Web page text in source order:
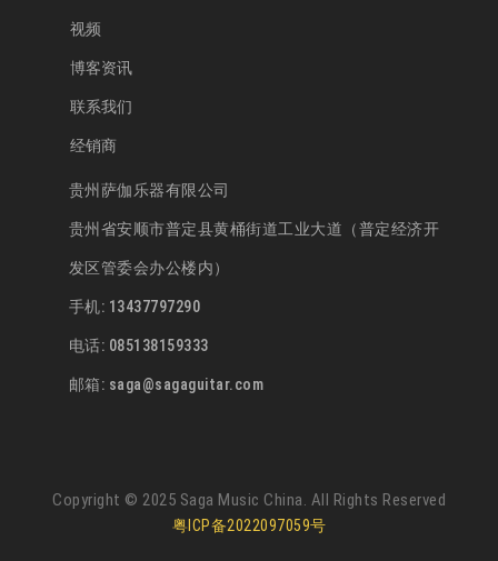
视频
博客资讯
联系我们
经销商
贵州萨伽乐器有限公司
贵州省安顺市普定县黄桶街道工业大道（普定经济开
发区管委会办公楼内）
手机: 13437797290
电话: 085138159333
邮箱: saga@sagaguitar.com
Copyright © 2025 Saga Music China. All Rights Reserved
粤ICP备2022097059号